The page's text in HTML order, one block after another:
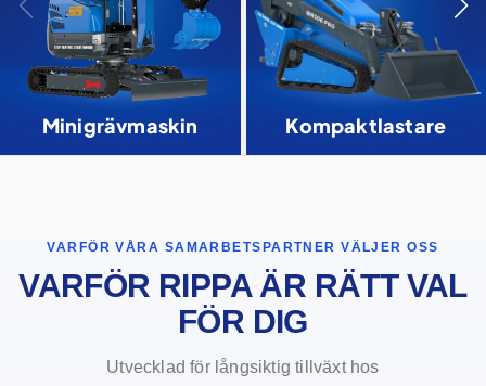
Minigrävmaskin Kompaktlastare
VARFÖR VÅRA SAMARBETSPARTNER VÄLJER OSS
VARFÖR RIPPA ÄR RÄTT VAL
FÖR DIG
Utvecklad för långsiktig tillväxt hos